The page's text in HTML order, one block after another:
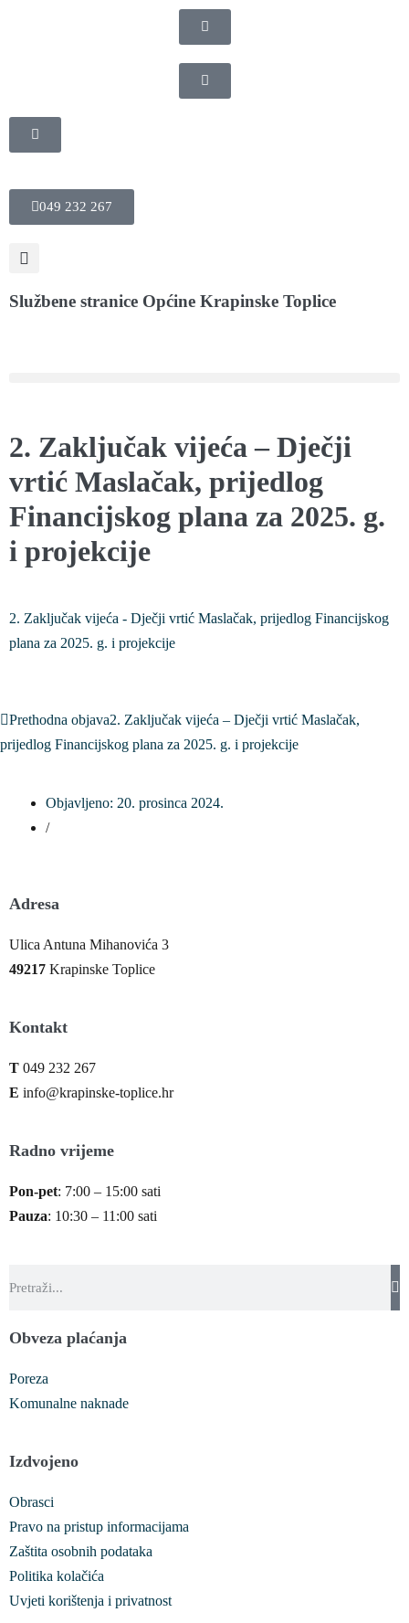
049 232 267
Službene stranice Općine Krapinske Toplice
2. Zaključak vijeća – Dječji
vrtić Maslačak, prijedlog
Financijskog plana za 2025. g.
i projekcije
2. Zaključak vijeća - Dječji vrtić Maslačak, prijedlog Financijskog
plana za 2025. g. i projekcije
Prethodna objava2. Zaključak vijeća – Dječji vrtić Maslačak,
prijedlog Financijskog plana za 2025. g. i projekcije
Objavljeno: 20. prosinca 2024.
/
Adresa
Ulica Antuna Mihanovića 3
49217 Krapinske Toplice
Kontakt
T 049 232 267
E info@krapinske-toplice.hr
Radno vrijeme
Pon-pet: 7:00 – 15:00 sati
Pauza: 10:30 – 11:00 sati
Obveza plaćanja
Poreza
Komunalne naknade
Izdvojeno
Obrasci
Pravo na pristup informacijama
Zaštita osobnih podataka
Politika kolačića
Uvjeti korištenja i privatnost